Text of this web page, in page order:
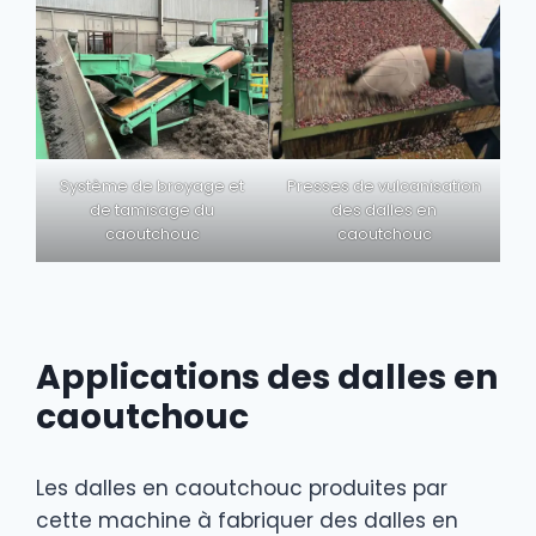
Système de broyage et
de tamisage du
caoutchouc
Presses de vulcanisation
des dalles en
caoutchouc
Applications des dalles en
caoutchouc
Les dalles en caoutchouc produites par
cette machine à fabriquer des dalles en